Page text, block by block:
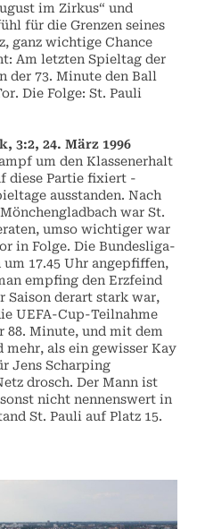
im Zirkus“ und
für die Grenzen seines
ganz wichtige Chance
Am letzten Spieltag der
der 73. Minute den Ball
Die Folge: St. Pauli
3:2, 24. März 1996
um den Klassenerhalt
diese Partie fixiert -
ausstanden. Nach
war St.
umso wichtiger war
in Folge. Die Bundesliga-
17.45 Uhr angepfiffen,
empfing den Erzfeind
Saison derart stark war,
UEFA-Cup-Teilnahme
88. Minute, und mit dem
mehr, als ein gewisser Kay
Jens Scharping
drosch. Der Mann ist
nicht nennenswert in
St. Pauli auf Platz 15.